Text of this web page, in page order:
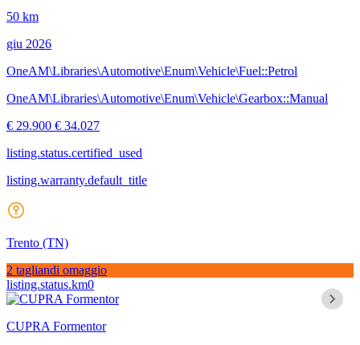
50 km
giu 2026
OneAM\Libraries\Automotive\Enum\Vehicle\Fuel::Petrol
OneAM\Libraries\Automotive\Enum\Vehicle\Gearbox::Manual
€ 29.900 € 34.027
listing.status.certified_used
listing.warranty.default_title
Trento (TN)
2 tagliandi omaggio
listing.status.km0
CUPRA Formentor